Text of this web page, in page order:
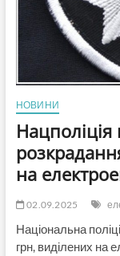
для
у
НОВИНИ
на
02.09.2025
Національна
грн, виділених на